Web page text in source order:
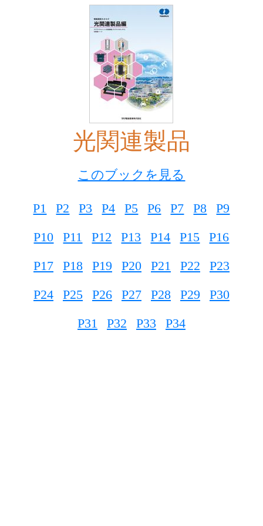
光関連製品
このブックを見る
P1 P2 P3 P4 P5 P6 P7 P8
P9
P10
P11 P12 P13 P14 P15
P16
P17
P18 P19 P20 P21 P22
P23
P24
P25 P26 P27 P28 P29
P30
P31
P32 P33 P34